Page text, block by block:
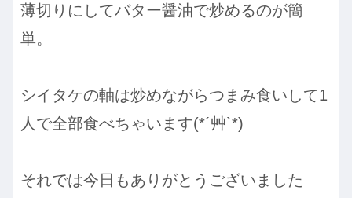
薄切りにしてバター醤油で炒めるのが簡
単。
シイタケの軸は炒めながらつまみ食いして1
人で全部食べちゃいます(*´艸`*)
それでは今日もありがとうございました